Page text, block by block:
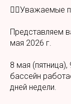
🏊‍♀️Уважаемые
Представляем
мая 2026 г.
8 мая
бассейн
дней недели.